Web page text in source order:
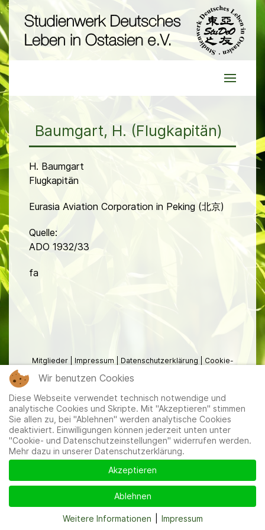
Baumgart, H. (Flugkapitän)
H. Baumgart
Flugkapitän
Eurasia Aviation Corporation in Peking (北京)
Quelle:
ADO 1932/33
fa
Mitglieder Impressum Datenschutzerklärung
Cookie-
Wir benutzen Cookies
Diese Webseite verwendet technisch notwendige und
analytische Cookies und Skripte. Mit "Akzeptieren" stimmen
Sie allen zu, bei "Ablehnen" werden analytische Cookies
deaktiviert. Einwilligungen können jederzeit unten unter
"Cookie- und Datenschutzeinstellungen" widerrufen werden.
Mehr dazu in unserer Datenschutzerklärung.
Akzeptieren
Ablehnen
Weitere Informationen Impressum